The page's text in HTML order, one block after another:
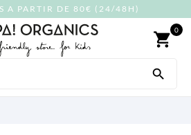
A PARTIR DE 80€ (24/48H)
shopping_cart 0
